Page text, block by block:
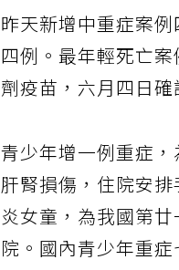
昨天新增中重症案
四例。最年輕死亡
劑疫苗，六月四日
青少年增一例重症
肝腎損傷，住院安
炎女童，為我國第
院。國內青少年重